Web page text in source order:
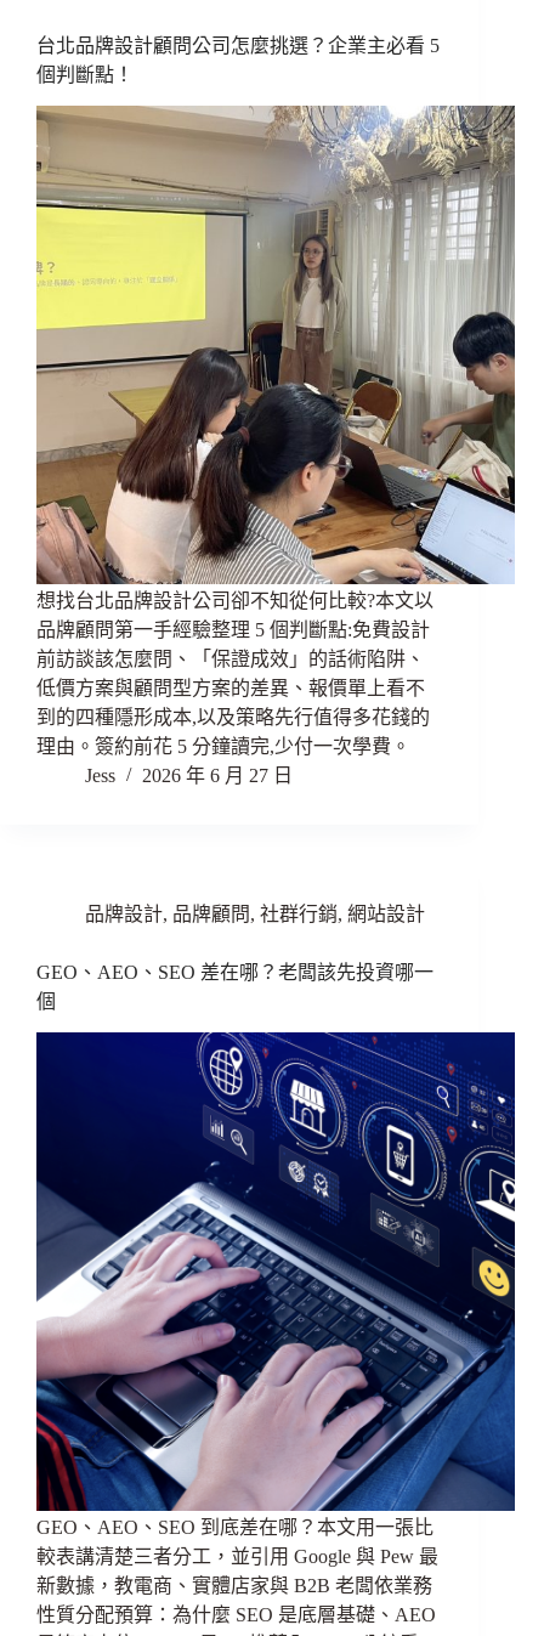
台北品牌設計顧問公司怎麼挑選？企業主必看 5
個判斷點！
想找台北品牌設計公司卻不知從何比較?本文以
品牌顧問第一手經驗整理 5 個判斷點:免費設計
前訪談該怎麼問、「保證成效」的話術陷阱、
低價方案與顧問型方案的差異、報價單上看不
到的四種隱形成本,以及策略先行值得多花錢的
理由。簽約前花 5 分鐘讀完,少付一次學費。
Jess
2026 年 6 月 27 日
品牌設計, 品牌顧問, 社群行銷, 網站設計
GEO、AEO、SEO 差在哪？老闆該先投資哪一
個
GEO、AEO、SEO 到底差在哪？本文用一張比
較表講清楚三者分工，並引用 Google 與 Pew 最
新數據，教電商、實體店家與 B2B 老闆依業務
性質分配預算：為什麼 SEO 是底層基礎、AEO